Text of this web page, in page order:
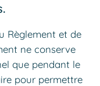
Règlement et de
ne conserve
que pendant le
pour permettre